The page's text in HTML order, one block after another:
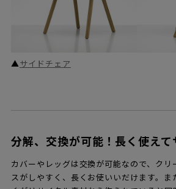
▲ サイドチェア
分解、交換が可能！長く使えて
カバーやレッグは交換が可能なので、クリ
スがしやすく、長くお使いいだけます。ま